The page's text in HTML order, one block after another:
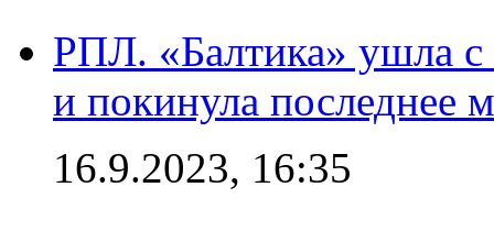
РПЛ. «Балтика» ушла с
и покинула последнее
16.9.2023, 16:35